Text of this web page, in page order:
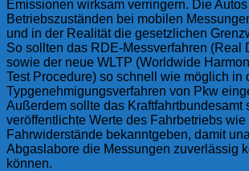
Emissionen wirksam verringern. Die
Betriebszuständen bei mobilen
und in der Realität die gesetzlichen
So sollten das RDE-Messverfahren (Real
sowie der neue WLTP (Worldwide
Test Procedure) so schnell wie möglich in
Typgenehmigungsverfahren von Pkw
Außerdem sollte das Kraftfahrtbundesamt
veröffentlichte Werte des Fahrbetriebs wie
Fahrwiderstände bekanntgeben, damit
Abgaslabore die Messungen zuverlässig
können.